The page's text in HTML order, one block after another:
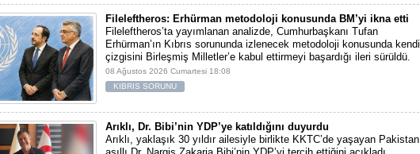
Fileleftheros: Erhürman metodoloji konusunda BM’yi ikna etti
Fileleftheros’ta yayımlanan analizde, Cumhurbaşkanı Tufan
Erhürman’ın Kıbrıs sorununda izlenecek metodoloji konusunda kendi
çizgisini Birleşmiş Milletler’e kabul ettirmeyi başardığı ileri sürüldü.
08 Ağustos 2026 Cumartesi 18:08
KIBRIS SORUNU
Arıklı, Dr. Bibi’nin YDP’ye katıldığını duyurdu
Arıklı, yaklaşık 30 yıldır ailesiyle birlikte KKTC’de yaşayan Pakistan